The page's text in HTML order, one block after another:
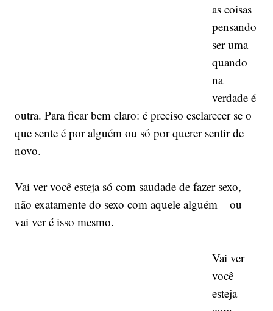
as coisas
pensando
ser uma
quando
na
verdade é
outra. Para ficar bem claro: é preciso esclarecer se o
que sente é por alguém ou só por querer sentir de
novo.
Vai ver você esteja só com saudade de fazer sexo,
não exatamente do sexo com aquele alguém – ou
vai ver é isso mesmo.
Vai ver
você
esteja